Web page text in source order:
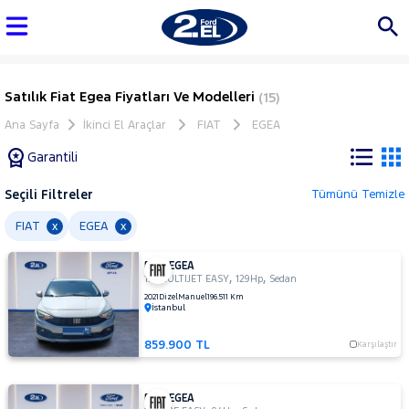
Satılık Fiat Egea Fiyatları Ve Modelleri (15)
Ana Sayfa İkinci El Araçlar FIAT EGEA
Garantili
Tüm
Araçlar
AUDI
BMC
BMW
BYD
Seçili Filtreler Tümünü Temizle
FIAT x EGEA x
FIAT EGEA
1.6 MULTIJET EASY,129Hp, Sedan
2021 DizelManuel196.511 Km
İstanbul
859.900 TL Karşılaştır
FIAT EGEA